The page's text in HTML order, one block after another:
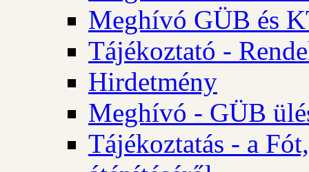
Meghívó GÜB és
Tájékoztató -
Hirdetmény
Meghívó - GÜB
Tájékoztatás - a